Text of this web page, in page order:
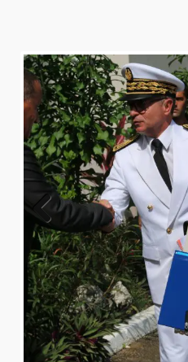
Previo
us